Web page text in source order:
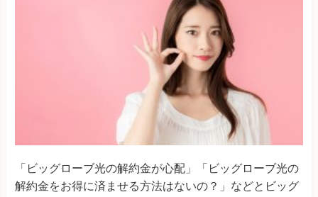
「ビッグローブ光の解約金が心配」「ビッグローブ光の
解約金をお得に済ませる方法はないの？」などとビッグ